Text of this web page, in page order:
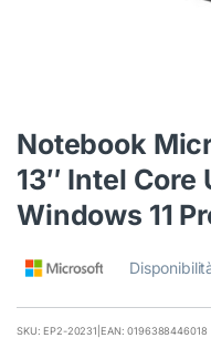
Notebook
13″ Intel Core
Windows 11
SKU: EP2-20231 EAN: 0196388446018